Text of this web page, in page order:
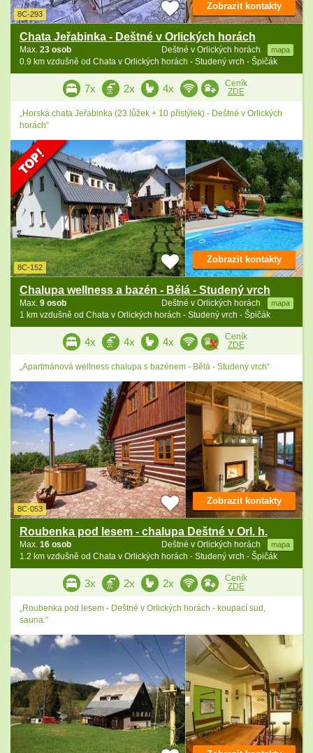
8C-293
Chata Jeřabinka - Deštné v Orlických horách
Deštné v Orlických horách mapa
Max. 23 osob
0.9 km vzdušně od Chata v Orlických horách - Studený vrch - Špičák
Zobrazit kontakty
7x 2x 4x
Ceník
ZDE
„Horská chata Jeřabinka (23 lůžek + 10 přistýlek) - Deštné v Orlických
horách“
8C-152
Chalupa wellness a bazén - Bělá - Studený vrch
Deštné v Orlických horách mapa
Max. 9 osob
1 km vzdušně od Chata v Orlických horách - Studený vrch - Špičák
Zobrazit kontakty
4x 4x 4x
Ceník
ZDE
„Apartmánová wellness chalupa s bazénem - Bělá - Studený vrch“
8C-053
Roubenka pod lesem - chalupa Deštné v Orl. h.
Deštné v Orlických horách mapa
Max. 16 osob
1.2 km vzdušně od Chata v Orlických horách - Studený vrch - Špičák
Zobrazit kontakty
3x 2x 2x
Ceník
ZDE
„Roubenka pod lesem - Deštné v Orlických horách - koupací sud,
sauna.“